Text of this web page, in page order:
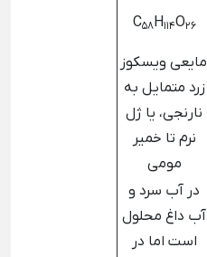
C58H114O26
مایعی ویسکوز
زرد متمایل به
نارنجی، یا ژل
نرم تا خمیر
مومی
در آب سرد و
آب داغ محلول
است اما در